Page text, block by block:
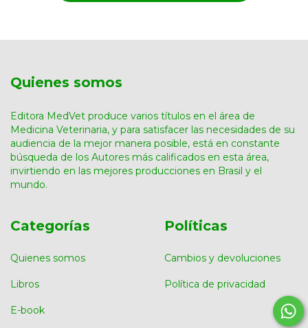
Quienes somos
Editora MedVet produce varios títulos en el área de
Medicina Veterinaria, y para satisfacer las necesidades de su
audiencia de la mejor manera posible, está en constante
búsqueda de los Autores más calificados en esta área,
invirtiendo en las mejores producciones en Brasil y el
mundo.
Categorías
Quienes somos
Libros
E-book
Políticas
Cambios y devoluciones
Política de privacidad